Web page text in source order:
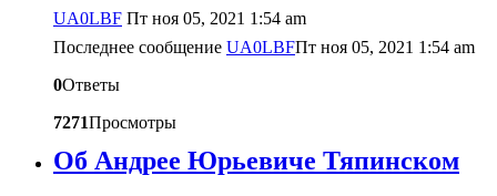
UA0LBF Пт ноя 05, 2021 1:54 am
Последнее сообщение UA0LBFПт ноя 05, 2021 1:54 am
0Ответы
7271Просмотры
Об Андрее Юрьевиче Тяпинском